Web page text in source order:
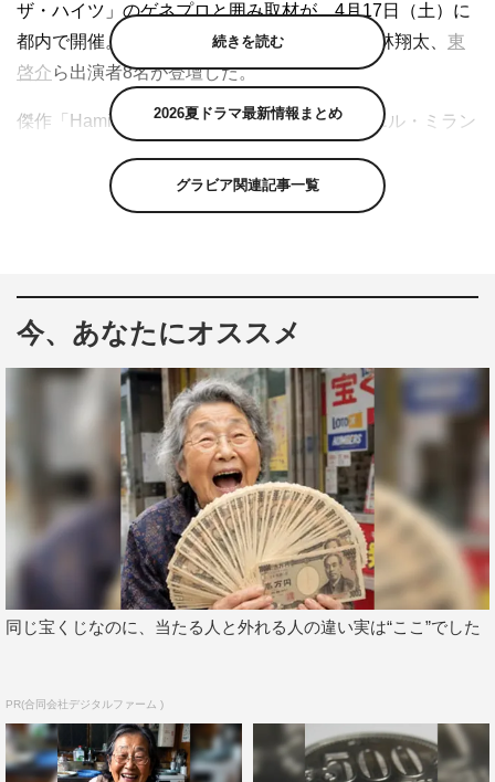
ザ・ハイツ」のゲネプロと囲み取材が、4月17日（土）に
都内で開催。Micro（Def Tech）、平間壮一、林翔太、 東
啓介ら出演者8名が登壇した。
傑作「Hamilton」を産みだしたリン＝マニュエル・ミラン
THE HEIGHTS」。マンハッタン北西部に位置する移民が
多く住む町・ワシントンハイツのエネルギッシュな毎日
太と東啓介のWキャストが熱演。そのほか、田村芽実、石
田ニコル、阪本奨悟ら個性溢れるキャストが脇を固めてい
る。3月27日（土）の神奈川公演を皮切りに大阪、名古屋
を回り、4月17日（土）に東京公演が開幕した。
続きを読む
2026夏ドラマ最新情報まとめ
グラビア関連記事一覧
今、あなたにオススメ
同じ宝くじなのに、当たる人と外れる人の違い実は“ここ”でした
PR(合同会社デジタルファーム )